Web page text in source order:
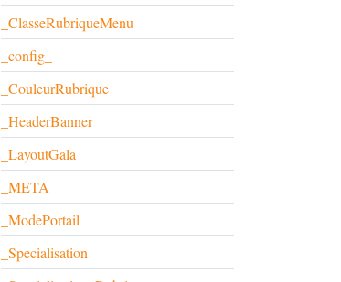
_ClasseRubriqueMenu
_config_
_CouleurRubrique
_HeaderBanner
_LayoutGala
_META
_ModePortail
_Specialisation